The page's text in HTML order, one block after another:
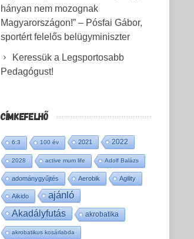
hányan nem mozognak
Magyarországon!” – Pósfai Gábor,
sportért felelős belügyminiszter
Keressük a Legsportosabb
Pedagógust!
CÍMKEFELHŐ
6:3 100 év 2021 2022
2028 active mum life Adolf Balázs
adománygyűjtés Aerobik Agility
Aikido ajánló
Akadályfutás akrobatika
akrobatikus kosárlabda